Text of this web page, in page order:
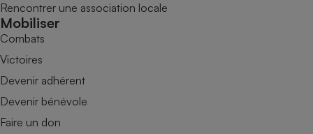
Rencontrer une association locale
Mobiliser
Combats
Victoires
Devenir adhérent
Devenir bénévole
Faire un don